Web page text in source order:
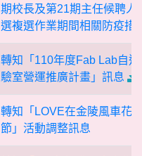
期校長及第21期主任候聘人
選複選作業期間相關防疫措
轉知「110年度Fab Lab自造
驗室營運推廣計畫」訊息
轉知「LOVE在金陵風車花
節」活動調整訊息